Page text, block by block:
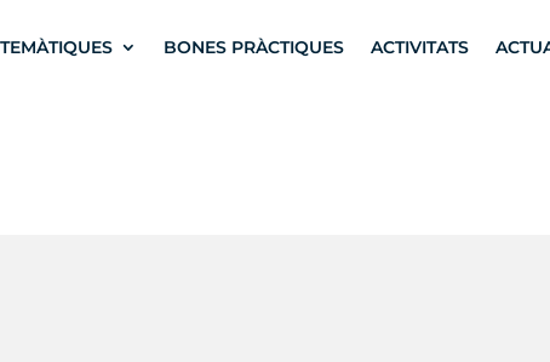
BONES PRÀCTIQUES ACTIVITATS